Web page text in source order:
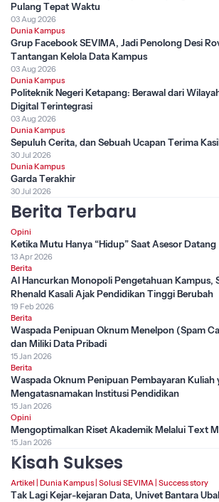
Pulang Tepat Waktu
03 Aug 2026
Dunia Kampus
Grup Facebook SEVIMA, Jadi Penolong Desi
Tantangan Kelola Data Kampus
03 Aug 2026
Dunia Kampus
Politeknik Negeri Ketapang: Berawal dari
Digital Terintegrasi
03 Aug 2026
Dunia Kampus
Sepuluh Cerita, dan Sebuah Ucapan Terima
30 Jul 2026
Dunia Kampus
Garda Terakhir
30 Jul 2026
Berita Terbaru
Opini
Ketika Mutu Hanya “Hidup” Saat Asesor Datang
13 Apr 2026
Berita
AI Hancurkan Monopoli Pengetahuan Kampus,
Rhenald Kasali Ajak Pendidikan Tinggi Berubah
19 Feb 2026
Berita
Waspada Penipuan Oknum Menelpon (Spam
dan Miliki Data Pribadi
15 Jan 2026
Berita
Waspada Oknum Penipuan Pembayaran Kuliah
Mengatasnamakan Institusi Pendidikan
15 Jan 2026
Opini
Mengoptimalkan Riset Akademik Melalui Text
15 Jan 2026
Kisah Sukses
Artikel Dunia Kampus Solusi SEVIMA Success story
Tak Lagi Kejar-kejaran Data, Univet Bantara